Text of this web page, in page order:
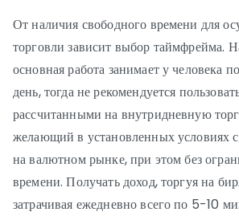
От наличия свободного времени для
торговли зависит выбор таймфрейма.
основная работа занимает у человека
день, тогда не рекомендуется
рассчитанными на внутридневную
желающий в установленных условиях
на валютном рынке, при этом без
времени. Получать доход, торгуя на
затрачивая ежедневно всего по 5-10